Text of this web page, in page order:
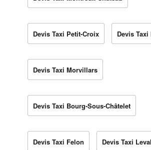
Devis Taxi Petit-Croix Devis Taxi
Devis Taxi Morvillars
Devis Taxi Bourg-Sous-Châtelet
Devis Taxi Felon Devis Taxi